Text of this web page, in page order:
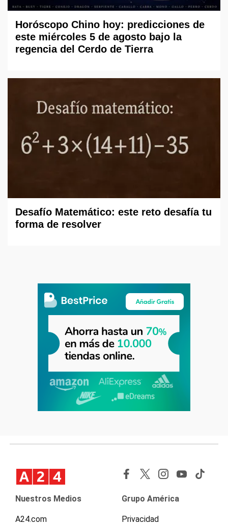
Horóscopo Chino hoy: predicciones de
este miércoles 5 de agosto bajo la
regencia del Cerdo de Tierra
Desafío Matemático: este reto desafía tu
forma de resolver
Nuestros Medios
A24.com
Grupo América
Privacidad